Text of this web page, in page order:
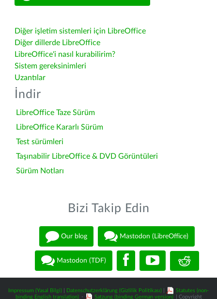
Diğer işletim sistemleri için LibreOffice
Diğer dillerde LibreOffice
LibreOffice'i nasıl kurabilirim?
Sistem gereksinimleri
Uzantılar
İndir
LibreOffice Taze Sürüm
LibreOffice Kararlı Sürüm
Test sürümleri
Taşınabilir LibreOffice & DVD Görüntüleri
Sürüm Notları
Bizi Takip Edin
Our blog Mastodon (LibreOffice)
Mastodon (TDF)
Impressum (Yasal Bilgi) Datenschutzerklärung (Gizlilik Politikası)
Statutes (non-
binding English translation) - Satzung (binding German version) | Copyright